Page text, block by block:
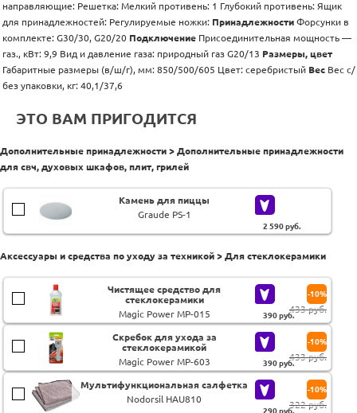
направляющие: Решетка: Мелкий противень: 1 Глубокий противень: Ящик
для принадлежностей: Регулируемые ножки: Принадлежности Форсунки в
комплекте: G30/30, G20/20 Подключение Присоединительная мощность —
газ., кВт: 9,9 Вид и давление газа: природный газ G20/13 Размеры, цвет
Габаритные размеры (в/ш/г), мм: 850/500/605 Цвет: серебристый Вес Вес с/
без упаковки, кг: 40,1/37,6
ЭТО ВАМ ПРИГОДИТСЯ
Дополнительные принадлежности > Дополнительные принадлежности
для свч, духовых шкафов, плит, грилей
Камень для пиццы
Graude PS-1
2 590руб.
Аксессуары и средства по уходу за техникой > Для стеклокерамики
Чистящее средство для
стеклокерамики
Magic Power MP-015
390руб.
433 руб.
-10%
Скребок для ухода за
стеклокерамикой
Magic Power MP-603
390руб.
433 руб.
-10%
Мультифункциональная салфетка
Nodorsil HAU810
290руб.
322 руб.
-10%